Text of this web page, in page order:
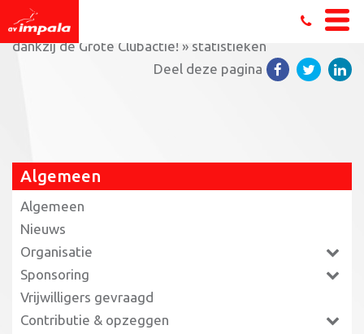
Home»Fantastische opbrengst voor onze clubkas
dankzij de Grote Clubactie! » statistieken
Deel deze pagina
Algemeen
Algemeen
Nieuws
Organisatie
Sponsoring
Vrijwilligers gevraagd
Contributie & opzeggen